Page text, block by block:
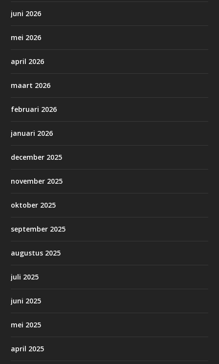
juni 2026
mei 2026
april 2026
maart 2026
februari 2026
januari 2026
december 2025
november 2025
oktober 2025
september 2025
augustus 2025
juli 2025
juni 2025
mei 2025
april 2025